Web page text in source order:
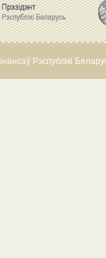
Рэспублікі